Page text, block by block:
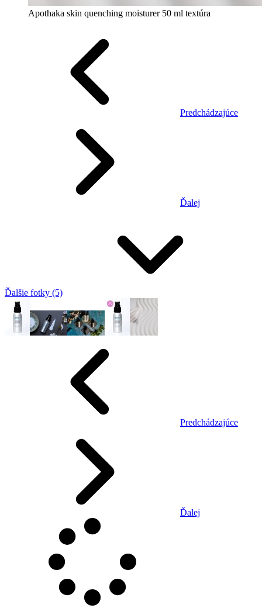
Apothaka skin quenching moisturer 50 ml textúra
Predchádzajúce
Ďalej
Ďalšie fotky (5)
Predchádzajúce
Ďalej